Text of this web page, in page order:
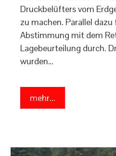
Druckbelüfters vom
zu machen. Parallel
Abstimmung mit dem
Lagebeurteilung durch.
wurden…
mehr...